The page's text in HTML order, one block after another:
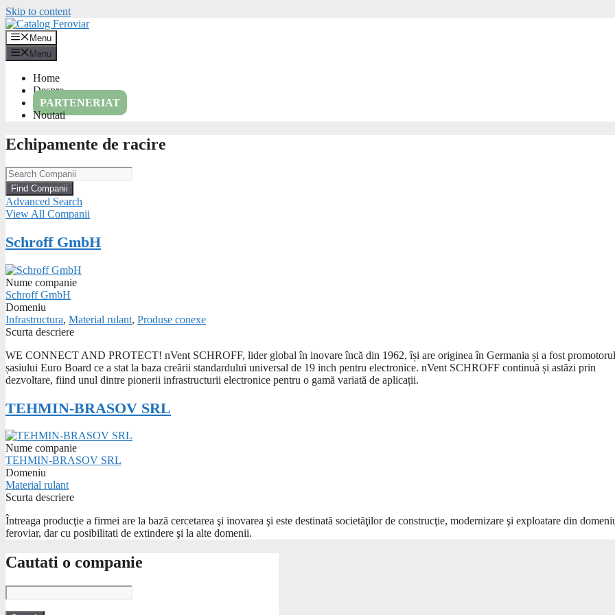
Skip to content
Menu
Menu
Home
Despre
PARTENERIAT
Noutati
Echipamente de racire
Advanced Search
View All Companii
Schroff GmbH
Nume companie
Schroff GmbH
Domeniu
Infrastructura, Material rulant, Produse conexe
Scurta descriere
WE CONNECT AND PROTECT! nVent SCHROFF, lider global în inovare încă din 1962, își are originea în Germania și a fost promotorul
șasiului Euro Board ce a stat la baza creării standardului universal de 19 inch pentru electronice. nVent SCHROFF continuă și astăzi prin
dezvoltare, fiind unul dintre pionerii infrastructurii electronice pentru o gamă variată de aplicații.
TEHMIN-BRASOV SRL
Nume companie
TEHMIN-BRASOV SRL
Domeniu
Material rulant
Scurta descriere
Întreaga producţie a firmei are la bază cercetarea şi inovarea şi este destinată societăţilor de construcţie, modernizare şi exploatare din
feroviar, dar cu posibilitati de extindere şi la alte domenii.
Cautati o companie